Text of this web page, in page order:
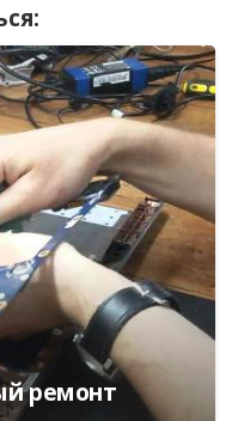
ремонт